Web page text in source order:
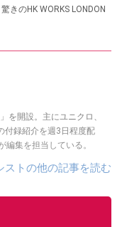
きのHK WORKS LONDON
を開設。主にユニクロ、
付録紹介を週3日程度配
集を担当している。
ストの他の記事を読む